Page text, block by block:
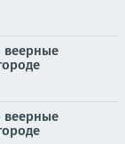
веерные
веерные